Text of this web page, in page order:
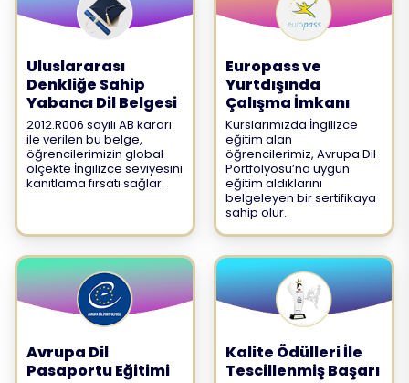
Uluslararası
Denkliğe Sahip
Yabancı Dil Belgesi
2012.R006 sayılı AB kararı
ile verilen bu belge,
öğrencilerimizin global
ölçekte İngilizce seviyesini
kanıtlama fırsatı sağlar.
Europass ve
Yurtdışında
Çalışma İmkanı
Kurslarımızda İngilizce
eğitim alan
öğrencilerimiz, Avrupa Dil
Portfolyosu’na uygun
eğitim aldıklarını
belgeleyen bir sertifikaya
sahip olur.
Avrupa Dil
Pasaportu Eğitimi
Kalite Ödülleri İle
Tescillenmiş Başarı